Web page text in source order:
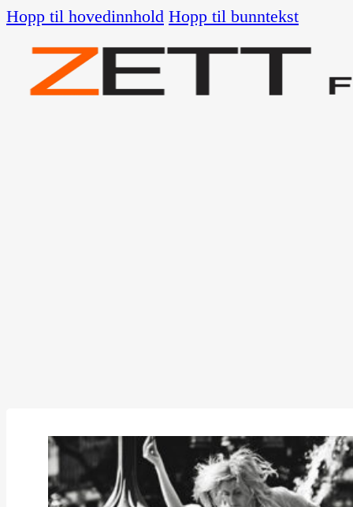
Hopp til hovedinnhold Hopp til bunntekst